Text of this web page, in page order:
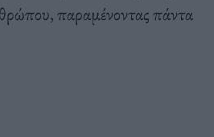
παραμένοντας πάντα